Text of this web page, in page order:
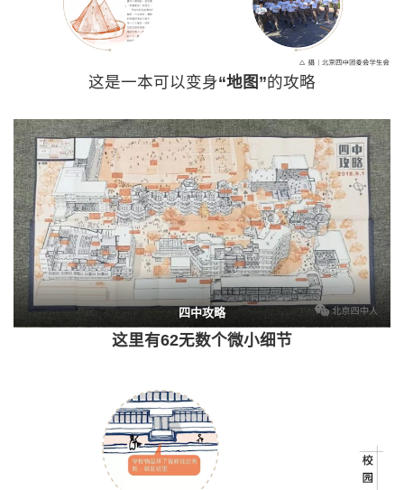
这是一本可以变身“地图”的攻略
四中攻略
这里有62无数个微小细节